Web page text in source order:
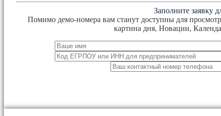
Заполните заявку
Помимо демо-номера вам станут доступны для
картина дня, Новации,